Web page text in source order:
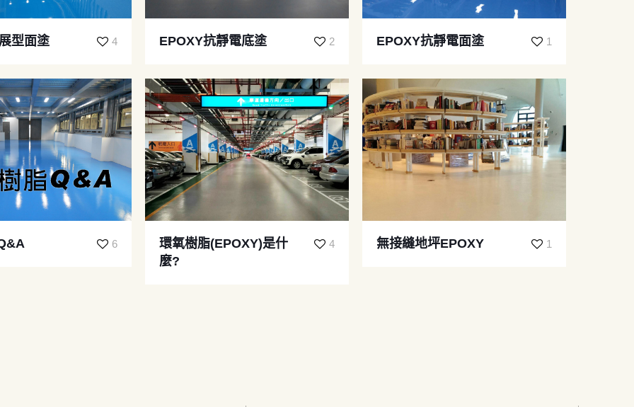
型面塗 4 EPOXY抗靜電底塗 2 EPOXY抗靜電面塗 1
6
環氧樹脂(EPOXY)是什
麼?
4 無接縫地坪EPOXY 1